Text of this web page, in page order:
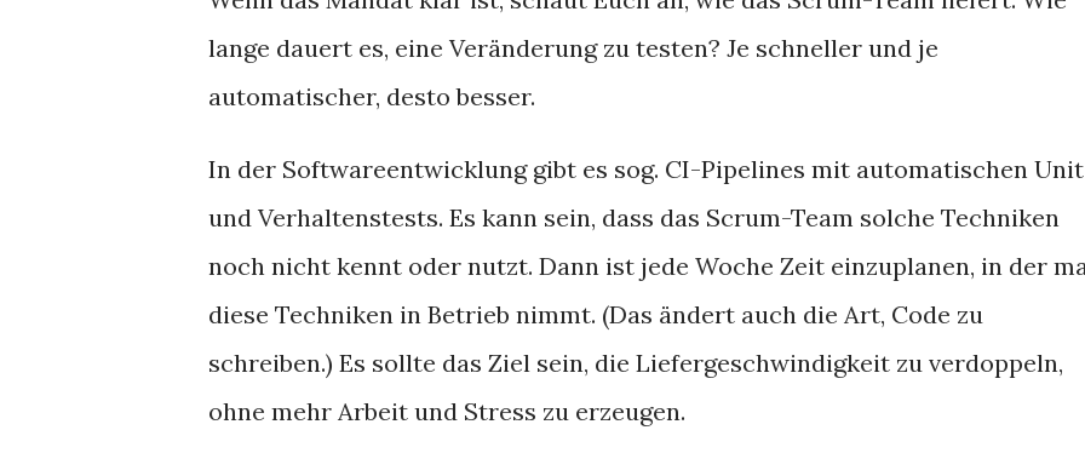
lange dauert es, eine Veränderung zu testen? Je schneller und je
automatischer, desto besser.
In der Softwareentwicklung gibt es sog. CI-Pipelines mit automatischen
und Verhaltenstests. Es kann sein, dass das Scrum-Team solche Techniken
noch nicht kennt oder nutzt. Dann ist jede Woche Zeit einzuplanen, in der
diese Techniken in Betrieb nimmt. (Das ändert auch die Art, Code zu
schreiben.) Es sollte das Ziel sein, die Liefergeschwindigkeit zu verdoppeln,
ohne mehr Arbeit und Stress zu erzeugen.